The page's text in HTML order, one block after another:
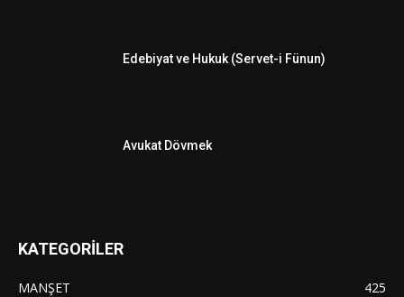
Edebiyat ve Hukuk (Servet-i Fünun)
Avukat Dövmek
KATEGORİLER
MANŞET
425